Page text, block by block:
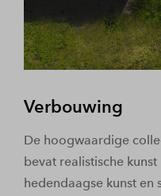
Verbouwing
De hoogwaardige
bevat realistische
hedendaagse kunst en